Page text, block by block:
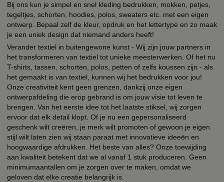
Bij ons kun je simpel en snel kleding bedrukken, mokken, petjes,
tegeltjes, schorten, hoodies, polos, sweaters etc. met een eigen
ontwerp. Bepaal zelf de kleur, opdruk en het lettertype en zo maak
je een uniek design dat niemand anders heeft!
Verander textiel in buitengewone kunst - Wij zijn jouw partners in
het transformeren van textiel tot unieke meesterwerken. Of het nu
T-shirts, tassen, schorten, polos, petten of zelfs koussen zijn - als
het gemaakt is van textiel, kunnen wij het bedrukken voor jou!
Onze creativiteit kent geen grenzen, dankzij onze eigen
ontwerpafdeling die erop gebrand is om jouw visie tot leven te
brengen. Van het eerste idee tot het laatste stiksel, wij zorgen
ervoor dat elk detail klopt. Of je nu een gepersonaliseerd
geschenk wilt creëren, je merk wilt promoten of gewoon je eigen
stijl wilt laten zien wij staan paraat met innovatieve ideeën en
hoogwaardige afdrukken. Het beste van alles? Onze toewijding
aan kwaliteit betekent dat we al vanaf 1 stuk produceren. Geen
minimumaantallen om je zorgen over te maken, omdat we
geloven dat elke creatie belangrijk is.